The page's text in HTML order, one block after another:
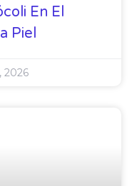
En El
Piel
2026